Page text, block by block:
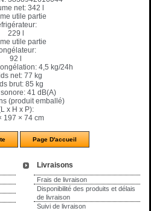
Livraisons
Frais de livraison
Disponibilité des produits et délais
de livraison
Suivi de livraison
net: 342 l
utile partie
229 l
utile partie
92 l
4,5 kg/24h
net: 77 kg
brut: 85 kg
41 dB(A)
(produit emballé)
x H x P):
197 × 74 cm